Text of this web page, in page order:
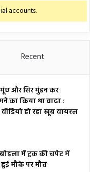
accounts.
Recent
और सिर मुंडन कर
का किया था वादा :
हो रहा खूब वायरल
में ट्रक की चपेट में
मौके पर मौत